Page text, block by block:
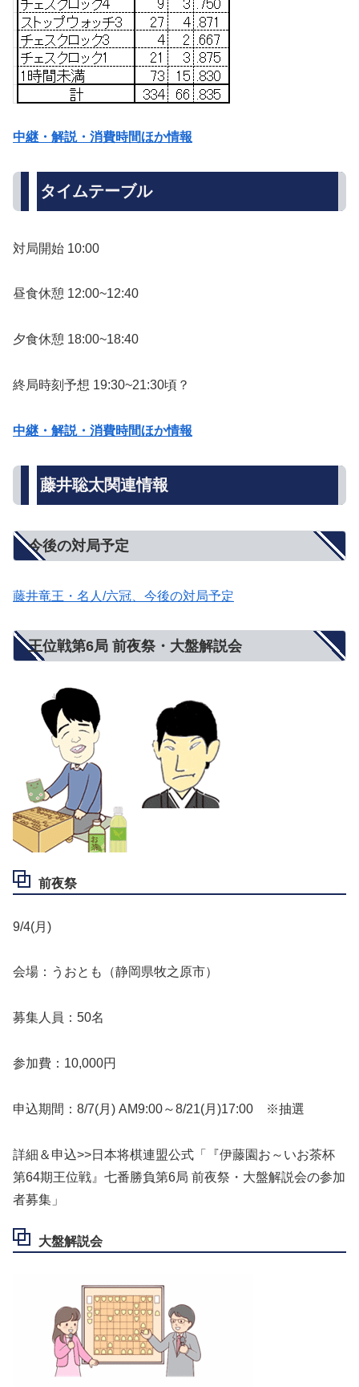
中継・解説・消費時間ほか情報
タイムテーブル
対局開始 10:00
昼食休憩 12:00~12:40
夕食休憩 18:00~18:40
終局時刻予想 19:30~21:30頃？
中継・解説・消費時間ほか情報
藤井聡太関連情報
今後の対局予定
藤井竜王・名人/六冠、今後の対局予定
王位戦第6局 前夜祭・大盤解説会
前夜祭
9/4(月)
会場：うおとも（静岡県牧之原市）
募集人員：50名
参加費：10,000円
申込期間：8/7(月) AM9:00～8/21(月)17:00 ※抽選
詳細＆申込>>日本将棋連盟公式「『伊藤園お～いお茶杯
第64期王位戦』七番勝負第6局 前夜祭・大盤解説会の参加
者募集」
大盤解説会